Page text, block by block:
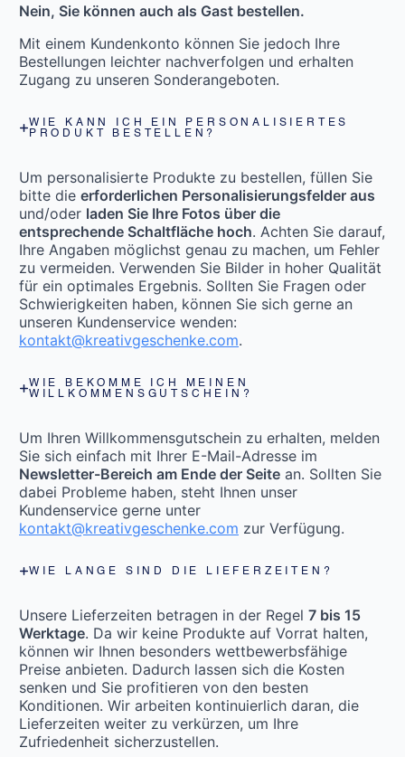
Nein, Sie können auch als Gast bestellen.
Mit einem Kundenkonto können Sie jedoch Ihre
Bestellungen leichter nachverfolgen und erhalten
Zugang zu unseren Sonderangeboten.
WIE KANN ICH EIN PERSONALISIERTES
PRODUKT BESTELLEN?
Um personalisierte Produkte zu bestellen, füllen Sie
bitte die erforderlichen Personalisierungsfelder aus
und/oder laden Sie Ihre Fotos über die
entsprechende Schaltfläche hoch. Achten Sie darauf,
Ihre Angaben möglichst genau zu machen, um Fehler
zu vermeiden. Verwenden Sie Bilder in hoher Qualität
für ein optimales Ergebnis. Sollten Sie Fragen oder
Schwierigkeiten haben, können Sie sich gerne an
unseren Kundenservice wenden:
kontakt@kreativgeschenke.com.
WIE BEKOMME ICH MEINEN
WILLKOMMENSGUTSCHEIN?
Um Ihren Willkommensgutschein zu erhalten, melden
Sie sich einfach mit Ihrer E-Mail-Adresse im
Newsletter-Bereich am Ende der Seite an. Sollten Sie
dabei Probleme haben, steht Ihnen unser
Kundenservice gerne unter
kontakt@kreativgeschenke.com zur Verfügung.
WIE LANGE SIND DIE LIEFERZEITEN?
Unsere Lieferzeiten betragen in der Regel 7 bis 15
Werktage. Da wir keine Produkte auf Vorrat halten,
können wir Ihnen besonders wettbewerbsfähige
Preise anbieten. Dadurch lassen sich die Kosten
senken und Sie profitieren von den besten
Konditionen. Wir arbeiten kontinuierlich daran, die
Lieferzeiten weiter zu verkürzen, um Ihre
Zufriedenheit sicherzustellen.